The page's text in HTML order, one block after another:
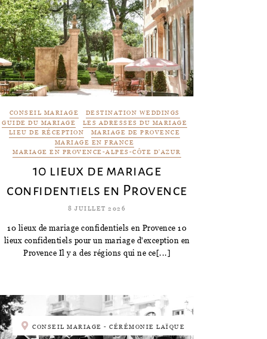
CONSEIL MARIAGE
DESTINATION WEDDINGS
GUIDE DU MARIAGE
LES ADRESSES DU MARIAGE
LIEU DE RÉCEPTION
MARIAGE DE PROVENCE
MARIAGE EN FRANCE
MARIAGE EN PROVENCE-ALPES-CÔTE D'AZUR
10 lieux de mariage
confidentiels en Provence
8 JUILLET 2026
10 lieux de mariage confidentiels en Provence 10
lieux confidentiels pour un mariage d'exception en
Provence Il y a des régions qui ne ce[...]
CONSEIL MARIAGE - CÉRÉMONIE LAÏQUE